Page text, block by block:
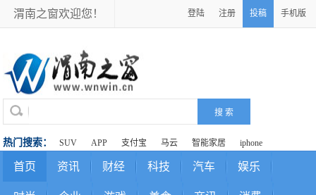
渭南之窗欢迎您！ 登陆 注册 投稿 手机版
热门搜索： SUV APP 支付宝 马云 智能家居 iphone
首页 资讯 财经 科技 汽车 娱乐